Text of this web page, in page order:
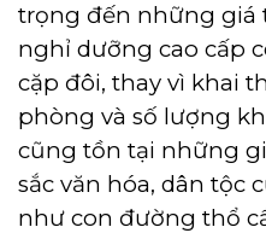
trọng đến những giá
nghỉ dưỡng cao cấp
cặp đôi, thay vì khai
phòng và số lượng
cũng tồn tại những
sắc văn hóa, dân tộc
như con đường thổ